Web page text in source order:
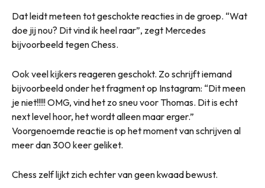
Dat leidt meteen tot geschokte reacties in de groep. “Wat
doe jij nou? Dit vind ik heel raar”, zegt Mercedes
bijvoorbeeld tegen Chess.
Ook veel kijkers reageren geschokt. Zo schrijft iemand
bijvoorbeeld onder het fragment op Instagram: “Dit meen
je niet!!!!! OMG, vind het zo sneu voor Thomas. Dit is echt
next level hoor, het wordt alleen maar erger.”
Voorgenoemde reactie is op het moment van schrijven al
meer dan 300 keer geliket.
Chess zelf lijkt zich echter van geen kwaad bewust.